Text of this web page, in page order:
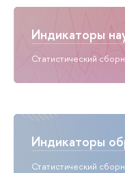
Индикаторы
Статистический
Индикаторы
Статистический